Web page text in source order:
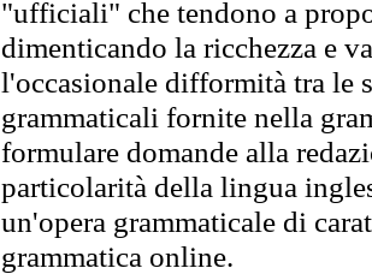
"ufficiali" che tendono a
dimenticando la ricchezza e
l'occasionale difformità tra le
grammaticali fornite nella
formulare domande alla
particolarità della lingua
un'opera grammaticale di
grammatica online.